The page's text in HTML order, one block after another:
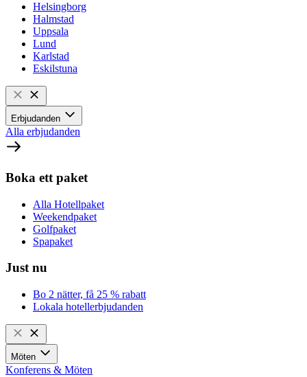
Helsingborg
Halmstad
Uppsala
Lund
Karlstad
Eskilstuna
Erbjudanden
Alla erbjudanden
Boka ett paket
Alla Hotellpaket
Weekendpaket
Golfpaket
Spapaket
Just nu
Bo 2 nätter, få 25 % rabatt
Lokala hotellerbjudanden
Möten
Konferens & Möten